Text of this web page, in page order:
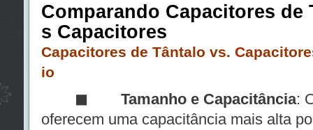
Comparando Capacitores de
s Capacitores
Capacitores de Tântalo vs.
io
◼ Tamanho e Capacitância:
oferecem uma capacitância mais alta